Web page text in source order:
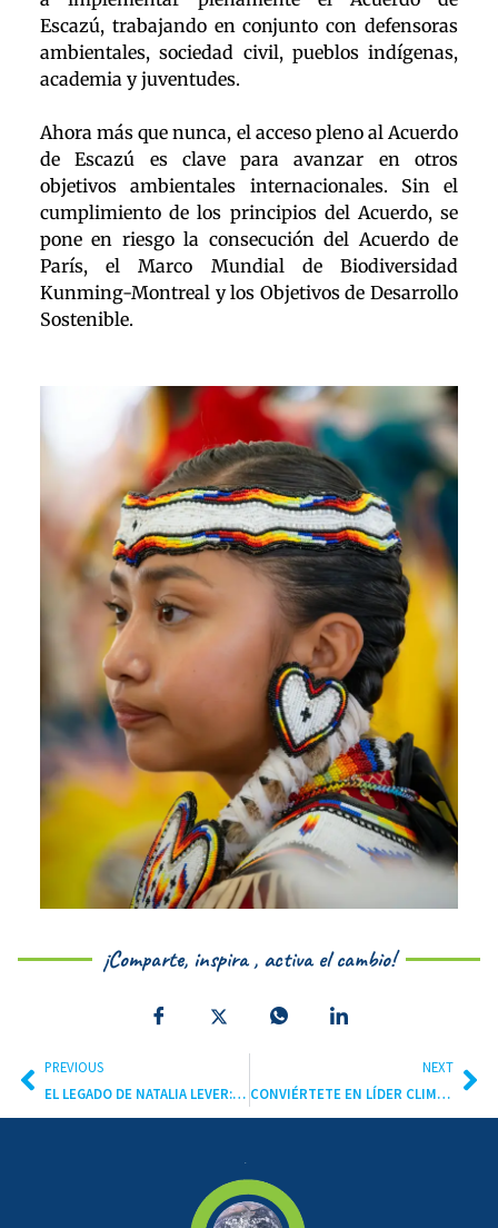
Escazú, trabajando en conjunto con defensoras
ambientales, sociedad civil, pueblos indígenas,
academia y juventudes.
Ahora más que nunca, el acceso pleno al Acuerdo
de Escazú es clave para avanzar en otros
objetivos ambientales internacionales. Sin el
cumplimiento de los principios del Acuerdo, se
pone en riesgo la consecución del Acuerdo de
París, el Marco Mundial de Biodiversidad
Kunming-Montreal y los Objetivos de Desarrollo
Sostenible.
¡Comparte, inspira , activa el cambio!
PREVIOUS
EL LEGADO DE NATALIA LEVER: CAMBIAR, CRECER Y SEGUIR AVANZANDO
NEXT
CONVIÉRTETE EN LÍDER CLIMÁTICO: ENTRENAMIENTO CIUDAD DE MÉXICO